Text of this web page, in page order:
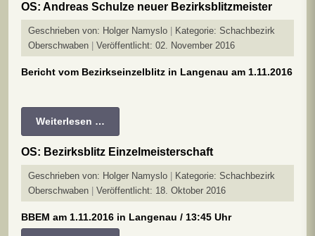
OS: Andreas Schulze neuer Bezirksblitzmeister
Geschrieben von: Holger Namyslo Kategorie: Schachbezirk
Oberschwaben
Veröffentlicht: 02. November 2016
Bericht vom Bezirkseinzelblitz in Langenau am 1.11.2016
Weiterlesen …
OS: Bezirksblitz Einzelmeisterschaft
Geschrieben von: Holger Namyslo Kategorie: Schachbezirk
Oberschwaben
Veröffentlicht: 18. Oktober 2016
BBEM am 1.11.2016 in Langenau / 13:45 Uhr